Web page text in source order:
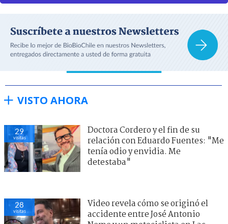
VISTO AHORA
29
visitas
Doctora Cordero y el fin de su
relación con Eduardo Fuentes: "Me
tenía odio y envidia. Me
detestaba"
28
visitas
Video revela cómo se originó el
accidente entre José Antonio